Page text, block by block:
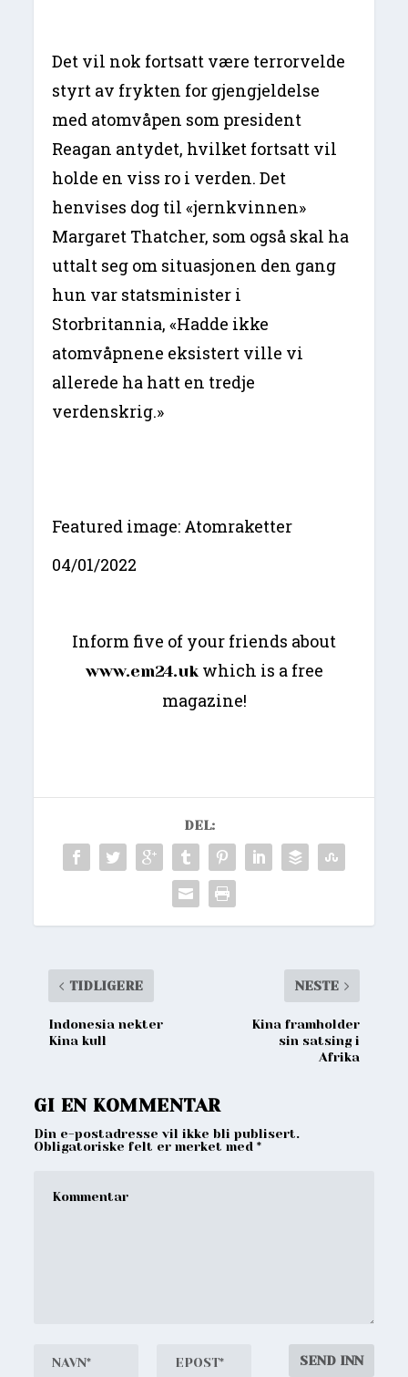
Det vil nok fortsatt være terrorvelde
styrt av frykten for gjengjeldelse
med atomvåpen som president
Reagan antydet, hvilket fortsatt vil
holde en viss ro i verden. Det
henvises dog til «jernkvinnen»
Margaret Thatcher, som også skal ha
uttalt seg om situasjonen den gang
hun var statsminister i
Storbritannia, «Hadde ikke
atomvåpnene eksistert ville vi
allerede ha hatt en tredje
verdenskrig.»
Featured image: Atomraketter
04/01/2022
Inform five of your friends about
www.em24.ukwhich is a free
magazine!
DEL:
TIDLIGERE
Indonesia nekter
Kina kull
NESTE
Kina framholder
sin satsing i
Afrika
GI EN KOMMENTAR
Din e-postadresse vil ikke bli publisert.
Obligatoriske felt er merket med*